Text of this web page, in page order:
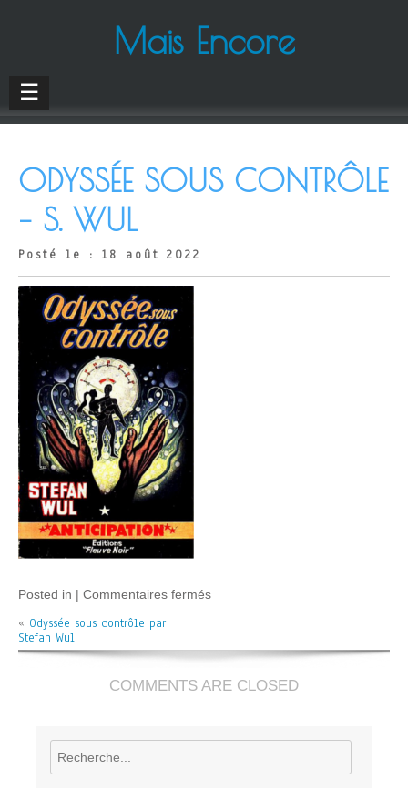
Mais Encore
☰
ODYSSÉE SOUS CONTRÔLE
– S. WUL
Posté le : 18 août 2022
Posted in | Commentaires ferméssur
–
Wul
« Odyssée sous contrôle par
Stefan Wul
COMMENTS ARE CLOSED
Rechercher